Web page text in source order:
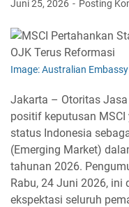
Juni 25, 2026 Posting
Image: Australian
Jakarta – Otoritas
positif keputusan
status Indonesia
(Emerging Market)
tahunan 2026.
Rabu, 24 Juni 2026, ini
ekspektasi seluruh